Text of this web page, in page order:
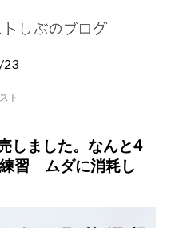
23
ト
しました。なんと4
習 ムダに消耗し